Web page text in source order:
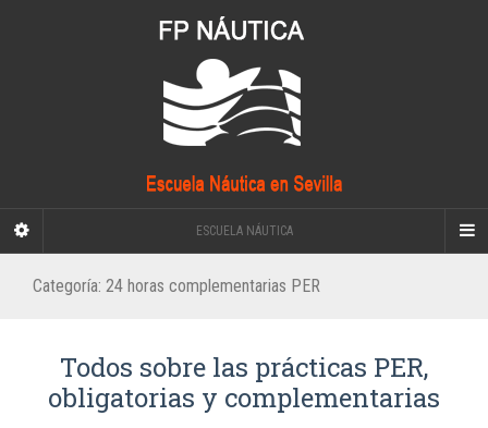
ESCUELA NÁUTICA
Categoría: 24 horas complementarias PER
Todos sobre las prácticas PER,
obligatorias y complementarias